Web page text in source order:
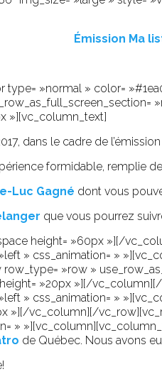
Émission Ma
»normal » color=
»][vc_column_text]
dans le cadre de l’émission
formidable, remplie
Luc Gagné dont vous
que vous pourrez
height= »60px »][/
» css_animation= »
»row »
»20px »][/
» css_animation= »
»][/vc_column][/
»
de Québec. Nous avons